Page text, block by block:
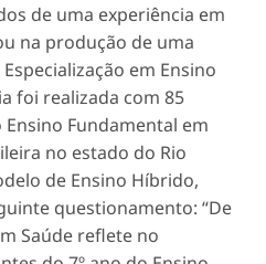
de uma experiência em
na produção de uma
em Ensino
foi realizada com 85
Fundamental em
no estado do Rio
de Ensino Híbrido,
questionamento: “De
Saúde reflete no